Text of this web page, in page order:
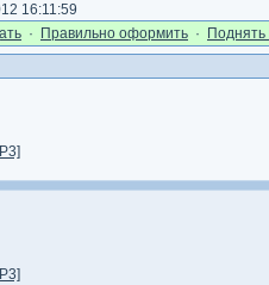
16:11:59
· Правильно оформить · Поднять